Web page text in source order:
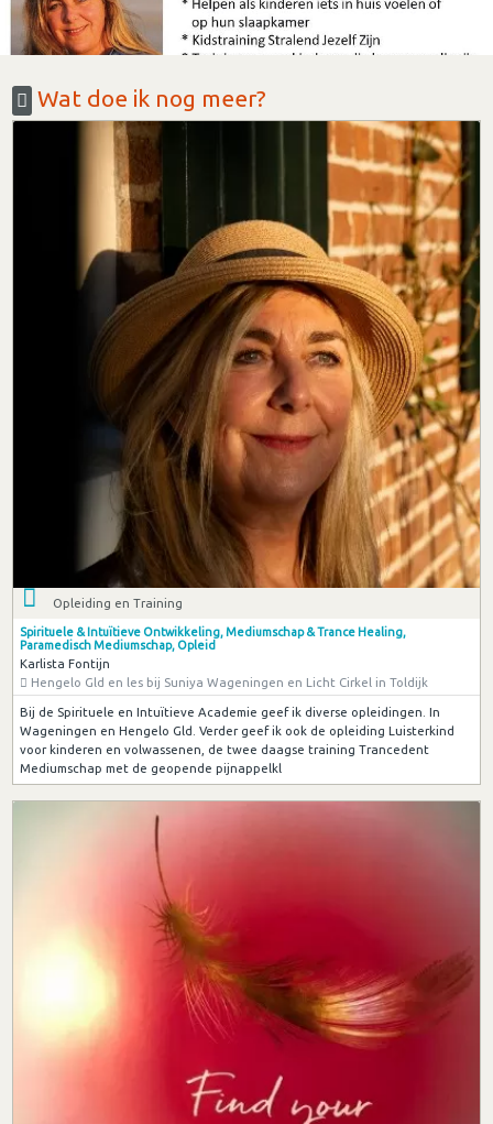
Wat doe ik nog meer?
Opleiding en Training
Spirituele & Intuïtieve Ontwikkeling, Mediumschap & Trance Healing,
Paramedisch Mediumschap, Opleid
Karlista Fontijn
Hengelo Gld en les bij Suniya Wageningen en Licht Cirkel in Toldijk
Bij de Spirituele en Intuïtieve Academie geef ik diverse opleidingen. In
Wageningen en Hengelo Gld. Verder geef ik ook de opleiding Luisterkind
voor kinderen en volwassenen, de twee daagse training Trancedent
Mediumschap met de geopende pijnappelkl